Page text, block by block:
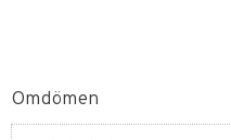
Omdömen